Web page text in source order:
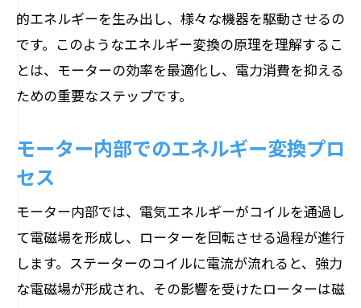
的エネルギーを生み出し、様々な機器を駆動させるの
です。このようなエネルギー変換の原理を理解するこ
とは、モーターの効率を最適化し、電力消費を抑える
ための重要なステップです。
モーター内部でのエネルギー変換プロ
セス
モーター内部では、電気エネルギーがコイルを通過し
て電磁場を形成し、ローターを回転させる過程が進行
します。ステーターのコイルに電流が流れると、強力
な電磁場が形成され、その影響を受けたローターは磁